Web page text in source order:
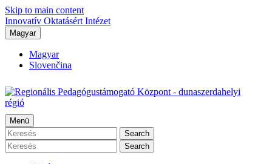
Skip to main content
Innovatív Oktatásért Intézet
Magyar
Magyar
Slovenčina
Menü
Search
Search